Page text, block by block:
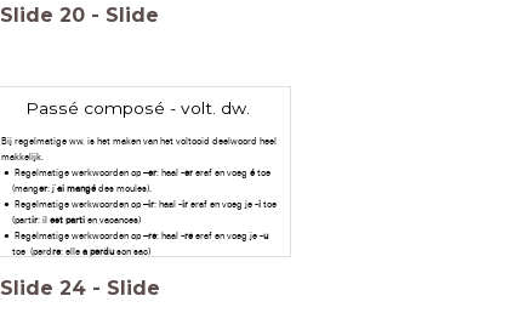
Slide 20 - Slide
Passé composé - volt. dw.
Bij regelmatige ww. is het maken van het voltooid deelwoord heel
makkelijk.
Regelmatige werkwoorden op –er: haal -er eraf en voegétoe
(manger: j'ai mangédes moules).
Regelmatige werkwoorden op –ir: haal -ir eraf en voeg je -itoe
(partir: il est parti en vacances)
Regelmatige werkwoorden op –re: haal -reeraf en voeg je -u
toe (perdre: elle a perduson sac)
Slide 24 - Slide